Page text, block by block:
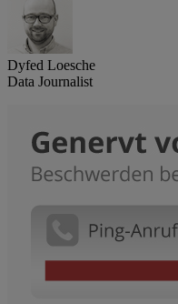
Dyfed Loesche
Data Journalist